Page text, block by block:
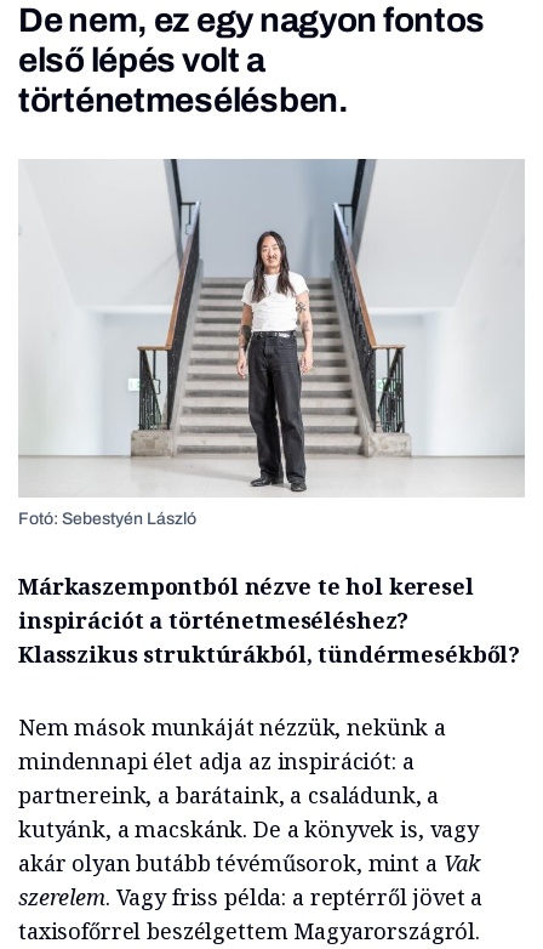
De nem, ez egy nagyon fontos
első lépés volt a
történetmesélésben.
Fotó: Sebestyén László
Márkaszempontból nézve te hol keresel
inspirációt a történetmeséléshez?
Klasszikus struktúrákból, tündérmesékből?
Nem mások munkáját nézzük, nekünk a
mindennapi élet adja az inspirációt: a
partnereink, a barátaink, a családunk, a
kutyánk, a macskánk. De a könyvek is, vagy
akár olyan butább tévéműsorok, mint a Vak
szerelem. Vagy friss példa: a reptérről jövet a
taxisofőrrel beszélgettem Magyarországról.